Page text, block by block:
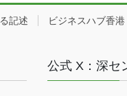
記述 ビジネスハブ香港
公式 X：深セ